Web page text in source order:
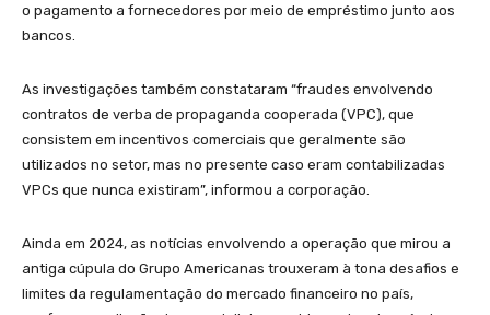
o pagamento a fornecedores por meio de empréstimo junto aos
bancos.
As investigações também constataram “fraudes envolvendo
contratos de verba de propaganda cooperada (VPC), que
consistem em incentivos comerciais que geralmente são
utilizados no setor, mas no presente caso eram contabilizadas
VPCs que nunca existiram”, informou a corporação.
Ainda em 2024, as notícias envolvendo a operação que mirou a
antiga cúpula do Grupo Americanas trouxeram à tona desafios e
limites da regulamentação do mercado financeiro no país,